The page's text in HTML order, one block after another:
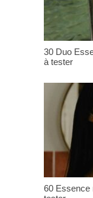
30 Duo
à tester
60 Essence